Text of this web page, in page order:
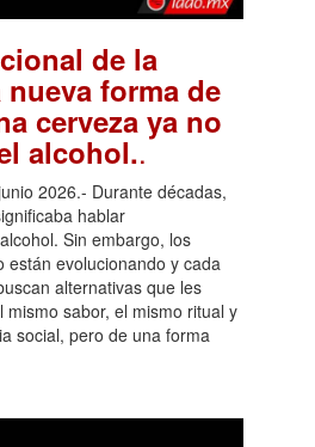
de la
nueva forma de
cerveza ya no
alcohol..
2026.- Durante décadas,
hablar
Sin embargo, los
están evolucionando y cada
alternativas que les
sabor, el mismo ritual y
social, pero de una forma